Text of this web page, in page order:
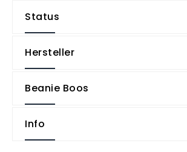
Status
Hersteller
Beanie Boos
Info